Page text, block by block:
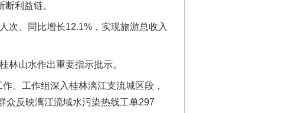
利益链。
、同比增长12.1%，实现旅游总收入
山水作出重要指示批示。
。工作组深入桂林漓江支流城区段，
众反映漓江流域水污染热线工单297